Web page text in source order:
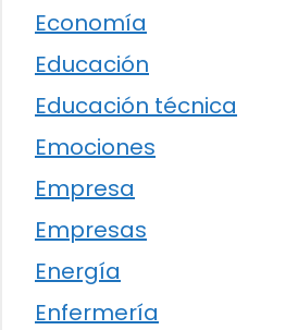
Economía
Educación
Educación técnica
Emociones
Empresa
Empresas
Energía
Enfermería